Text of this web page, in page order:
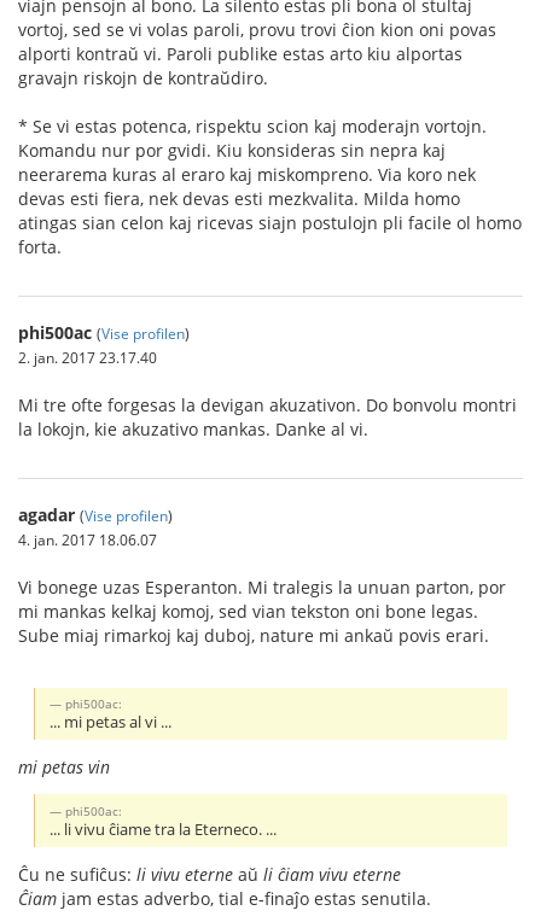
viajn pensojn al bono. La silento estas pli bona ol stultaj
vortoj, sed se vi volas paroli, provu trovi ĉion kion oni povas
alporti kontraŭ vi. Paroli publike estas arto kiu alportas
gravajn riskojn de kontraŭdiro.
* Se vi estas potenca, rispektu scion kaj moderajn vortojn.
Komandu nur por gvidi. Kiu konsideras sin nepra kaj
neerarema kuras al eraro kaj miskompreno. Via koro nek
devas esti fiera, nek devas esti mezkvalita. Milda homo
atingas sian celon kaj ricevas siajn postulojn pli facile ol homo
forta.
phi500ac (Vise profilen)
2. jan. 2017 23.17.40
Mi tre ofte forgesas la devigan akuzativon. Do bonvolu montri
la lokojn, kie akuzativo mankas. Danke al vi.
agadar (Vise profilen)
4. jan. 2017 18.06.07
Vi bonege uzas Esperanton. Mi tralegis la unuan parton, por
mi mankas kelkaj komoj, sed vian tekston oni bone legas.
Sube miaj rimarkoj kaj duboj, nature mi ankaŭ povis erari.
phi500ac:
... mi petas al vi ...
mi petas vin
phi500ac:
... li vivu ĉiame tra la Eterneco. ...
Ĉu ne sufiĉus: li vivu eterne aŭ li ĉiam vivu eterne
Ĉiam jam estas adverbo, tial e-finaĵo estas senutila.